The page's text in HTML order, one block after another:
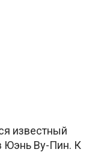
известный
Юэнь Ву-Пин. К